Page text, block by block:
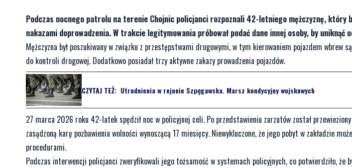
Podczas nocnego patrolu na terenie Chojnic policjanci rozpoznali 42-letniego mężczyznę, który
nakazami doprowadzenia. W trakcie legitymowania próbował podać dane innej osoby, by uniknąć
Mężczyzna był poszukiwany w związku z przestępstwami drogowymi, w tym kierowaniem pojazdem wbrew
do kontroli drogowej. Dodatkowo posiadał trzy aktywne zakazy prowadzenia pojazdów.
CZYTAJ TEŻ: Utrudnienia w rejonie Szpęgawska. Marsz kondycyjny wojskowych
27 marca 2026 roku 42-latek spędził noc w policyjnej celi. Po przedstawieniu zarzutów został
zasądzoną karę pozbawienia wolności wynoszącą 17 miesięcy. Niewykluczone, że jego pobyt w zakładzie
procedurami.
Podczas interwencji policjanci zweryfikowali jego tożsamość w systemach policyjnych, co potwierdziło, że